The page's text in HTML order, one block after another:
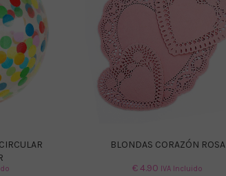
BLONDAS CORAZÓN ROSA
€4.90 IVA Incluido